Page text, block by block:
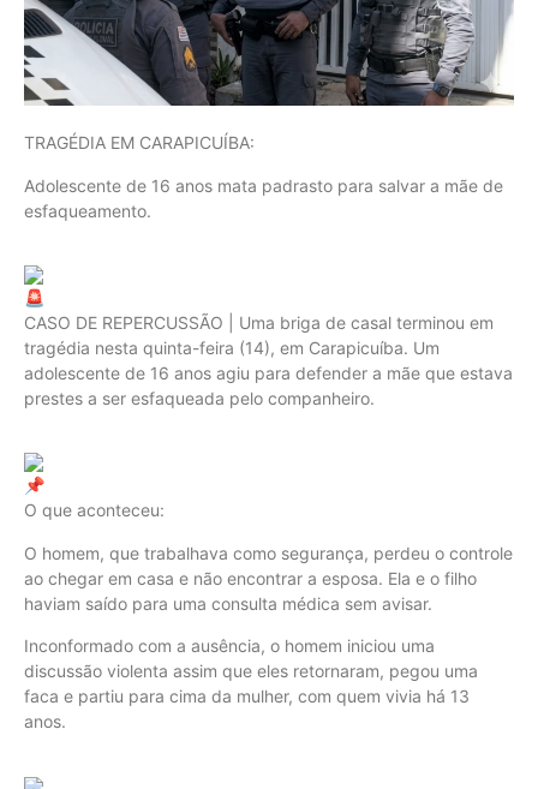
TRAGÉDIA EM CARAPICUÍBA:
Adolescente de 16 anos mata padrasto para salvar a mãe de
esfaqueamento.
CASO DE REPERCUSSÃO | Uma briga de casal terminou em
tragédia nesta quinta-feira (14), em Carapicuíba. Um
adolescente de 16 anos agiu para defender a mãe que estava
prestes a ser esfaqueada pelo companheiro.
O que aconteceu:
O homem, que trabalhava como segurança, perdeu o controle
ao chegar em casa e não encontrar a esposa. Ela e o filho
haviam saído para uma consulta médica sem avisar.
Inconformado com a ausência, o homem iniciou uma
discussão violenta assim que eles retornaram, pegou uma
faca e partiu para cima da mulher, com quem vivia há 13
anos.